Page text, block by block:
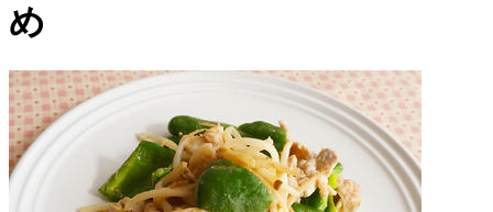
め